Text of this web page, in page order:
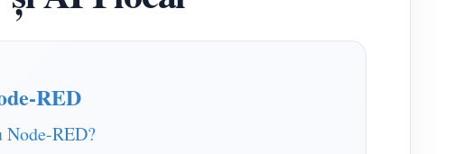
RED
Node-RED?